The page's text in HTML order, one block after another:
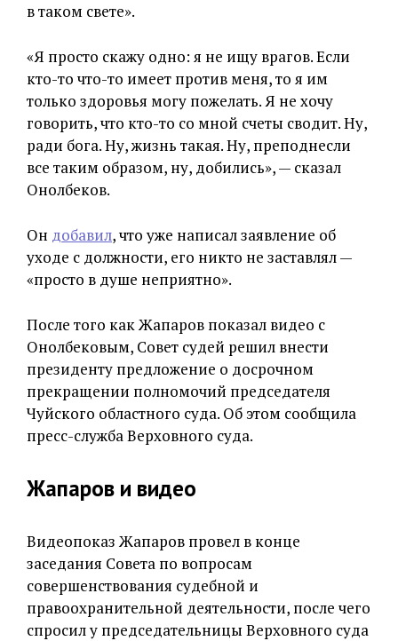
в таком свете».
«Я просто скажу одно: я не ищу врагов. Если
кто-то что-то имеет против меня, то я им
только здоровья могу пожелать. Я не хочу
говорить, что кто-то со мной счеты сводит. Ну,
ради бога. Ну, жизнь такая. Ну, преподнесли
все таким образом, ну, добились», — сказал
Онолбеков.
Он добавил, что уже написал заявление об
уходе с должности, его никто не заставлял —
«просто в душе неприятно».
После того как Жапаров показал видео с
Онолбековым, Совет судей решил внести
президенту предложение о досрочном
прекращении полномочий председателя
Чуйского областного суда. Об этом сообщила
пресс-служба Верховного суда.
Жапаров и видео
Видеопоказ Жапаров провел в конце
заседания Совета по вопросам
совершенствования судебной и
правоохранительной деятельности, после чего
спросил у председательницы Верховного суда